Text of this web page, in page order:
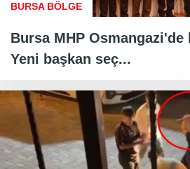
BURSA BÖLGE
Bursa MHP
Yeni başkan seç...